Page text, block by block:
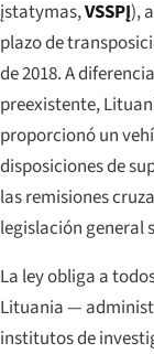
įstatymas,VSSPĮ),
plazo de
de 2018. A
preexistente,
proporcionó un
disposiciones de
las remisiones
legislación general
La ley obliga a
Lituania —
institutos de